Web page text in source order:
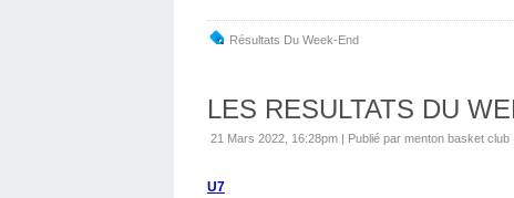
Résultats Du Week-End
LES RESULTATS DU
21 Mars 2022, 16:28pm | Publié par menton basket club
U7